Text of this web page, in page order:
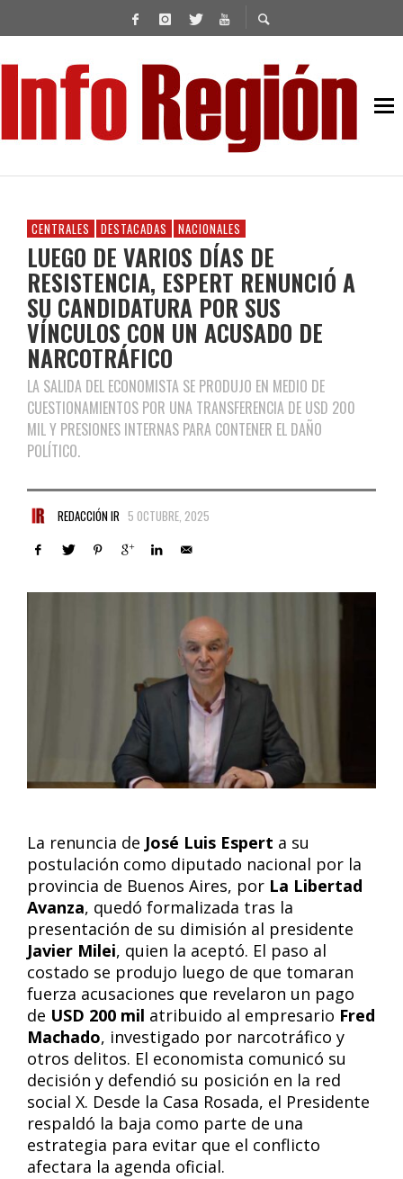
CENTRALES DESTACADAS NACIONALES
LUEGO DE VARIOS DÍAS DE
RESISTENCIA, ESPERT RENUNCIÓ A
SU CANDIDATURA POR SUS
VÍNCULOS CON UN ACUSADO DE
NARCOTRÁFICO
LA SALIDA DEL ECONOMISTA SE PRODUJO EN MEDIO DE
CUESTIONAMIENTOS POR UNA TRANSFERENCIA DE USD 200
MIL Y PRESIONES INTERNAS PARA CONTENER EL DAÑO
POLÍTICO.
REDACCIÓN IR 5 OCTUBRE, 2025
La renuncia de José Luis Espert a su
postulación como diputado nacional por la
provincia de Buenos Aires, por La Libertad
Avanza, quedó formalizada tras la
presentación de su dimisión al presidente
Javier Milei, quien la aceptó. El paso al
costado se produjo luego de que tomaran
fuerza acusaciones que revelaron un pago
de USD 200 mil atribuido al empresario Fred
Machado, investigado por narcotráfico y
otros delitos. El economista comunicó su
decisión y defendió su posición en la red
social X. Desde la Casa Rosada, el Presidente
respaldó la baja como parte de una
estrategia para evitar que el conflicto
afectara la agenda oficial.